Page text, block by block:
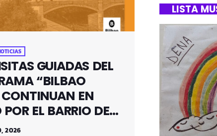
GUIADAS DEL
“BILBAO
EN
EL BARRIO DE
2026
LISTA